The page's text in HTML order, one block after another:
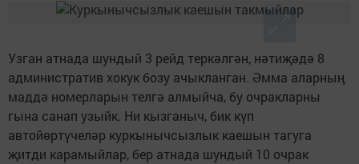
Узган атнада шундый 3 рейд теркәлгән, нәтиҗәдә 8
административ хокук бозу ачыкланган. Әмма аларның
маддә номерларын телгә алмыйча, бу очракларны
гына санап узыйк. Ни кызганыч, бик күп
автойөртүчеләр куркынычсызлык каешын тагуга
җитди карамыйлар, бер атнада шундый 10 очрак